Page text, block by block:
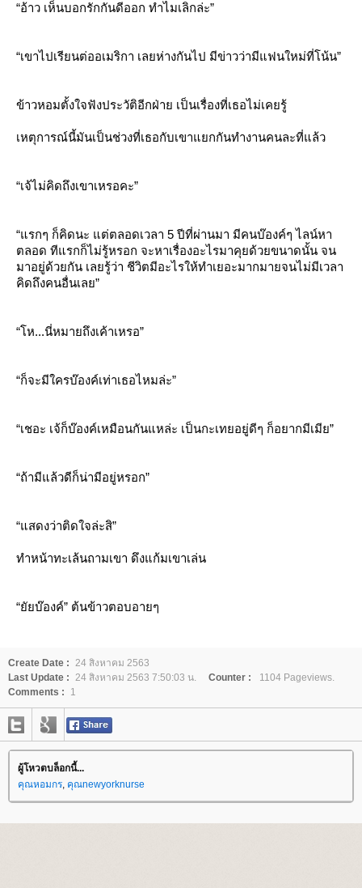
“อ้าว เห็นบอกรักกันดีออก ทำไมเลิกล่ะ”
“เขาไปเรียนต่ออเมริกา เลยห่างกันไป มีข่าวว่ามีแฟนใหม่ที่โน้น”
ข้าวหอมตั้งใจฟังประวัติอีกฝ่าย เป็นเรื่องที่เธอไม่เคยรู้
เหตุการณ์นี้มันเป็นช่วงที่เธอกับเขาแยกกันทำงานคนละที่แล้ว
“เจ้ไม่คิดถึงเขาเหรอคะ”
“แรกๆ ก็คิดนะ แต่ตลอดเวลา 5 ปีที่ผ่านมา มีคนบ๊องค์ๆ ไลน์หา
ตลอด ทีแรกก็ไม่รู้หรอก จะหาเรื่องอะไรมาคุยด้วยขนาดนั้น จน
มาอยู่ด้วยกัน เลยรู้ว่า ชีวิตมีอะไรให้ทำเยอะมากมายจนไม่มีเวลา
คิดถึงคนอื่นเลย”
“โห...นี่หมายถึงเค้าเหรอ”
“ก็จะมีใครบ๊องค์เท่าเธอไหมล่ะ”
“เชอะ เจ้ก็บ๊องค์เหมือนกันแหล่ะ เป็นกะเทยอยู่ดีๆ ก็อยากมีเมีย”
“ถ้ามีแล้วดีก็น่ามีอยู่หรอก”
“แสดงว่าติดใจล่ะสิ”
ทำหน้าทะเล้นถามเขา ดึงแก้มเขาเล่น
“ยัยบ๊องค์” ต้นข้าวตอบอายๆ
Create Date : 24 สิงหาคม 2563
Last Update : 24 สิงหาคม 2563 7:50:03 น. Counter :
1104 Pageviews.
Comments :
1
ผู้โหวตบล็อกนี้...
คุณหอมกร, คุณnewyorknurse